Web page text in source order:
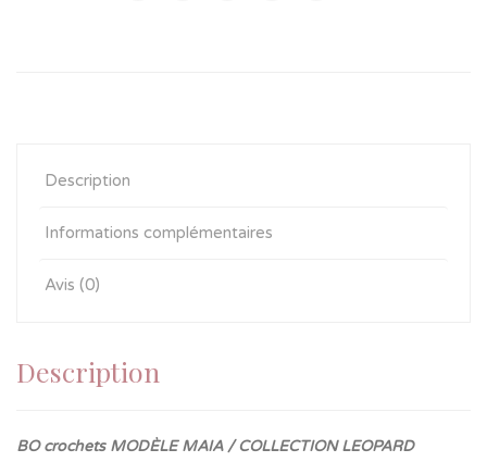
Description
Informations complémentaires
Avis (0)
Description
BO crochets MODÈLE MAIA / COLLECTION LEOPARD